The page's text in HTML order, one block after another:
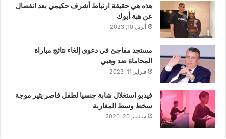
هذه هي حقيقة ارتباط أشرف حكيمي بعد انفصال
عن هبة أبوك
أبريل 10, 2023
مستجد مفاجئ في دعوى إلغاء نتائج مباراة
المحاماة ضد وهبي
فبراير 11, 2023
فيديو استغلال شابة جنسيا لطفل قاصر يثير موجة
سخط وسط المغاربة
سبتمبر 20, 2020